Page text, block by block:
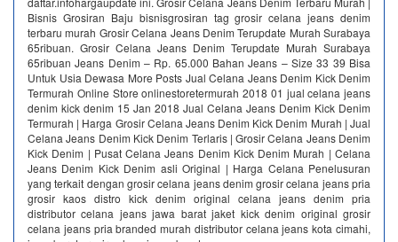
Bisnis Grosiran Baju bisnisgrosiran tag grosir celana jeans denim
terbaru murah Grosir Celana Jeans Denim Terupdate Murah Surabaya
65ribuan. Grosir Celana Jeans Denim Terupdate Murah Surabaya
65ribuan Jeans Denim – Rp. 65.000 Bahan Jeans – Size 33 39 Bisa
Untuk Usia Dewasa More Posts Jual Celana Jeans Denim Kick Denim
Termurah Online Store onlinestoretermurah 2018 01 jual celana jeans
denim kick denim 15 Jan 2018 Jual Celana Jeans Denim Kick Denim
Termurah | Harga Grosir Celana Jeans Denim Kick Denim Murah | Jual
Celana Jeans Denim Kick Denim Terlaris | Grosir Celana Jeans Denim
Kick Denim | Pusat Celana Jeans Denim Kick Denim Murah | Celana
Jeans Denim Kick Denim asli Original | Harga Celana Penelusuran
yang terkait dengan grosir celana jeans denim grosir celana jeans pria
grosir kaos distro kick denim original celana jeans denim pria
distributor celana jeans jawa barat jaket kick denim original grosir
celana jeans pria branded murah distributor celana jeans kota cimahi,